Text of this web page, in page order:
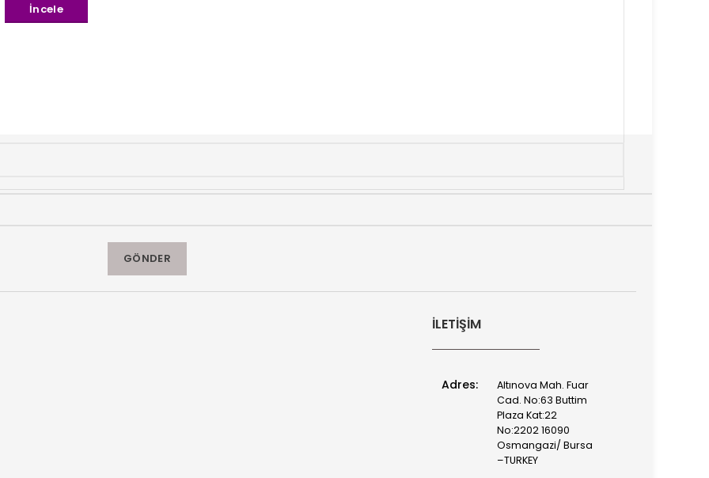
İncele
İLETIŞIM
Adres:
Altınova Mah. Fuar
Cad. No:63 Buttim
Plaza Kat:22
No:2202 16090
Osmangazi/ Bursa
–TURKEY